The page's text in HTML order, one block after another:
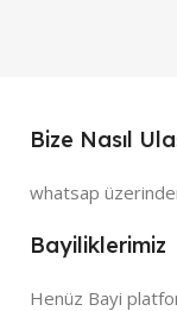
Bize Nasıl
whatsap
Bayiliklerimiz
Henüz Bayi